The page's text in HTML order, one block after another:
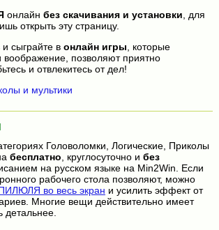
онлайн без скачивания и установки , для
открыть эту страницу.
сыграйте в онлайн игры , которые
воображение, позволяют приятно
и отвлекитесь от дел!
и мультики
Головоломки, Логические, Приколы
бесплатно , круглосуточно и без
на русском языке на Min2Win. Если
рабочего стола позволяют, можно
во весь экран и усилить эффект от
Многие вещи действительно имеет
детальнее.